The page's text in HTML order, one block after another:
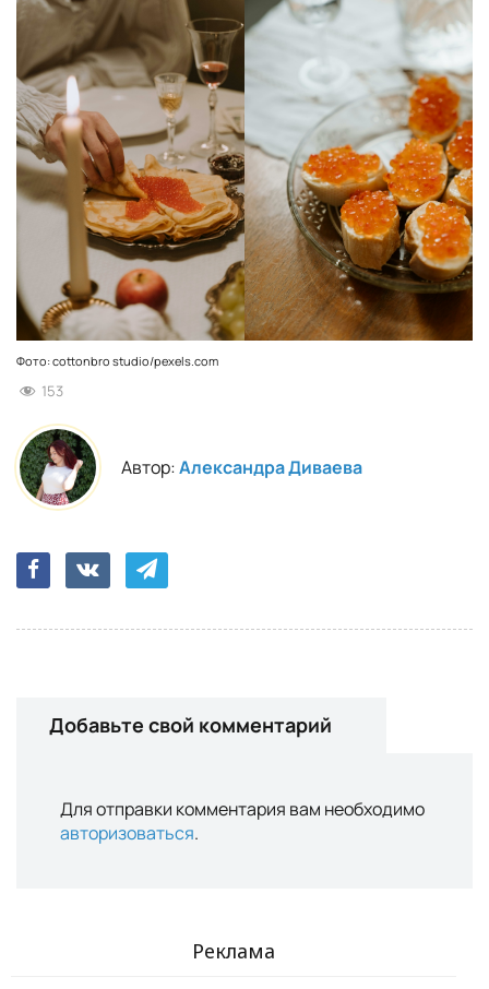
Фото: cottonbro studio/pexels.com
153
Автор:Александра Диваева
Добавьте свой комментарий
Для отправки комментария вам необходимо
авторизоваться.
Реклама